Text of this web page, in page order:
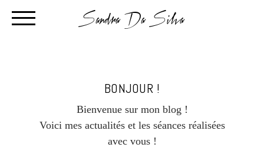
Sandra Da Silva
BONJOUR !
Bienvenue sur mon blog !
Voici mes actualités et les séances réalisées
avec vous !